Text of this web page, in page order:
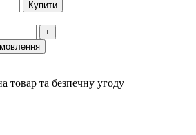
Купити
+
товар та безпечну угоду